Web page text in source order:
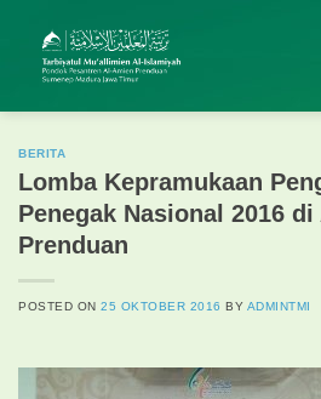
content
BERITA
Lomba Kepramukaan
Penegak Nasional 2016
Prenduan
POSTED ON25 OKTOBER 2016 BY ADMINTMI